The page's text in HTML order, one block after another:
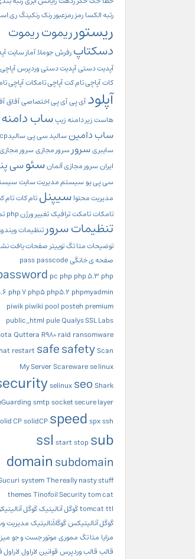
رتبه الکسارمزرمزعبوررنکرنکینگری
ریستورریموتریموت
دسکتاپرفرشجوملاآمار سایت
آپدیت دستیآپدیت دستی وردپرس
کاتآپاچی تام کتآپاچی تامکاتآپاچی
آپلودآی پیآی پی اختصاصیآفاق
هاستزیر دامنهزیپساب دامنه
ساب دامینسالید سی پیسالیدcp
سایبریسرورسرور مجازیسرور مجازی
ایرانسرور مجازی آلمانسئوسی
سی پی یوسیستم مدیریت سایت
مدیریت محتواسیپنلتام کاتتام
تامکاتتامکتترافیکتغییر ورژن php
تنظیمات سرورتنظیمات
توضیحات متا تگتوییترصفحات یافت
صفحه ی خانگی
passpasscode
pc php php 5.3 php
php 7php5php5.2 phpmyadmin
piwikpiwiki pool posteh premium
public_html puleQualys SSL Labs
Quttera R980raid ransomware
restart safesafetyScan
My ServerScarewarese linux
selinuxseoShark
smtpsocket secure layer
CPsolidCPspeedspxssh
ssl startstop sub
domainsubdomain
systemThe really nasty stuff
themesTinofoil Securitytom cat
tomcatttl گوگل آنالیتیکگوگل
گوگل آنالیتیکسگوگلآنالیتیکمدیریت
مزایا متا تگمموریموتور جست و جو
قالبقالب وردپرسقوانینلاراول